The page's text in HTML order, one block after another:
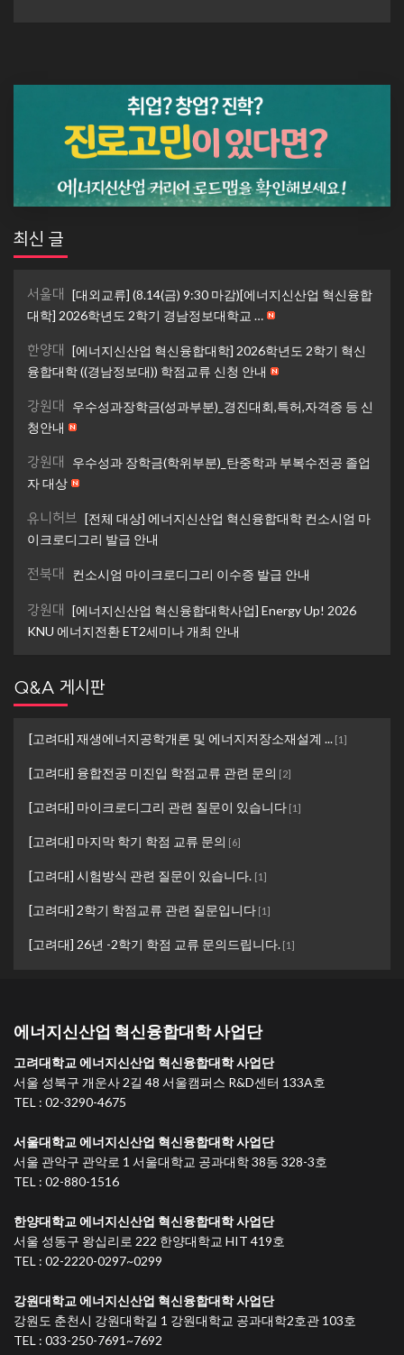
최신 글
서울대 [대외교류] (8.14(금) 9:30 마감)[에너지신산업 혁신융합
대학] 2026학년도 2학기 경남정보대학교 …
한양대 [에너지신산업 혁신융합대학] 2026학년도 2학기 혁신
융합대학 ((경남정보대)) 학점교류 신청 안내
강원대
우수성과장학금(성과부분)_경진대회,특허,자격증 등 신
청안내
강원대
우수성과 장학금(학위부분)_탄중학과 부복수전공 졸업
자 대상
유니허브 [전체 대상] 에너지신산업 혁신융합대학 컨소시엄 마
이크로디그리 발급 안내
전북대 컨소시엄 마이크로디그리 이수증 발급 안내
강원대 [에너지신산업 혁신융합대학사업] Energy Up! 2026
KNU 에너지전환 ET2세미나 개최 안내
Q&A 게시판
[고려대] 재생에너지공학개론 및 에너지저장소재설계 ... [1]
[고려대] 융합전공 미진입 학점교류 관련 문의 [2]
[고려대] 마이크로디그리 관련 질문이 있습니다 [1]
[고려대] 마지막 학기 학점 교류 문의 [6]
[고려대] 시험방식 관련 질문이 있습니다. [1]
[고려대] 2학기 학점교류 관련 질문입니다 [1]
[고려대] 26년 -2학기 학점 교류 문의드립니다. [1]
에너지신산업 혁신융합대학 사업단
고려대학교 에너지신산업 혁신융합대학 사업단
서울 성북구 개운사 2길 48 서울캠퍼스 R&D센터 133A호
TEL : 02-3290-4675
서울대학교 에너지신산업 혁신융합대학 사업단
서울 관악구 관악로 1 서울대학교 공과대학 38동 328-3호
TEL : 02-880-1516
한양대학교 에너지신산업 혁신융합대학 사업단
서울 성동구 왕십리로 222 한양대학교 HIT 419호
TEL : 02-2220-0297~0299
강원대학교 에너지신산업 혁신융합대학 사업단
강원도 춘천시 강원대학길 1 강원대학교 공과대학2호관 103호
TEL : 033-250-7691~7692